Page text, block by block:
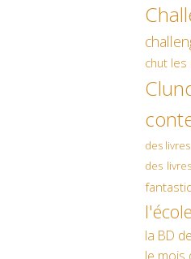
chut
des
des
la BD